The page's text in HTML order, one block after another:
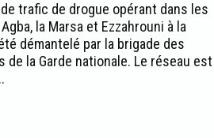
trafic de drogue opérant dans les
la Marsa et Ezzahrouni à la
démantelé par la brigade des
de la Garde nationale. Le réseau est